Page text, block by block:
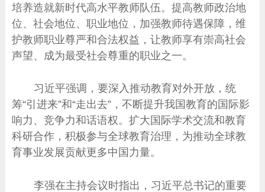
培养造就新时代高水平教师队伍。提高教师政治地
位、社会地位、职业地位，加强教师待遇保障，维
护教师职业尊严和合法权益，让教师享有崇高社会
声望、成为最受社会尊重的职业之一。
习近平强调，要深入推动教育对外开放，统
筹“引进来”和“走出去”，不断提升我国教育的国际影
响力、竞争力和话语权。扩大国际学术交流和教育
科研合作，积极参与全球教育治理，为推动全球教
育事业发展贡献更多中国力量。
李强在主持会议时指出，习近平总书记的重要